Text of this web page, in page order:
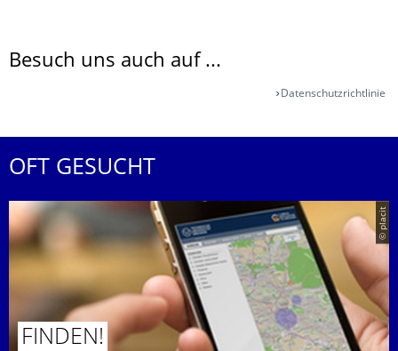
Besuch uns auch auf ...
Datenschutzrichtlinie
OFT GESUCHT
© placit
FINDEN!